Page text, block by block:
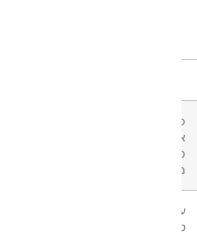
פוליאתילן
או
פוליפרופילן
מצופה
עמידות
טובה אך